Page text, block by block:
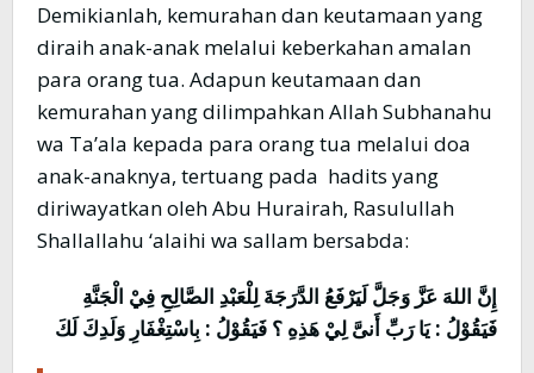
Demikianlah, kemurahan dan keutamaan yang
diraih anak-anak melalui keberkahan amalan
para orang tua. Adapun keutamaan dan
kemurahan yang dilimpahkan Allah Subhanahu
wa Ta’ala kepada para orang tua melalui doa
anak-anaknya, tertuang pada hadits yang
diriwayatkan oleh Abu Hurairah, Rasulullah
Shallallahu ‘alaihi wa sallam bersabda:
إِنَّ اللهَ عَزَّ وَجَلَّ لَيَرْفَعُ الدَّرَجَةَ لِلْعَبْدِ الصَّالِحِ فِيْ الْجَنَّةِ
فَيَقُوْلُ : يَا رَبِّ أَنىَّ لِيْ هَذِهِ ؟ فَيَقُوْلُ : بِاسْتِغْفَارِ وَلَدِكَ لَكَ